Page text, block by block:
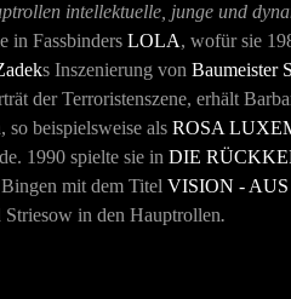
intellektuelle, junge und
in Fassbinders LOLA, wofür sie
s Inszenierung von Baumeister
der Terroristenszene, erhält
so beispielsweise als ROSA
1990 spielte sie in DIE
mit dem Titel VISION -
in den Hauptrollen.